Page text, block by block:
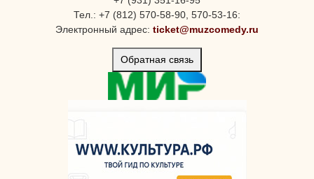
Тел.: +7 (812) 570-58-90, 570-53-16:
Электронный адрес: ticket@muzcomedy.ru
Обратная связь